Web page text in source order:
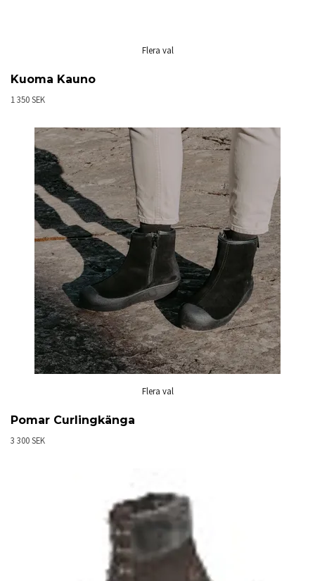
Flera val
Kuoma Kauno
1 350 SEK
Flera val
Pomar Curlingkänga
3 300 SEK